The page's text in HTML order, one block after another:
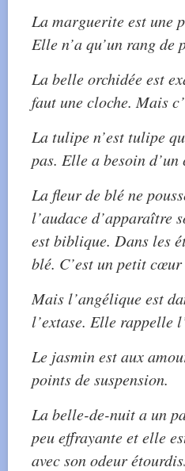
La marguerite est une
Elle n’a qu’un rang
La belle orchidée est
faut une cloche. Mais
La tulipe n’est tulipe
pas. Elle a besoin
La fleur de blé ne
l’audace d’apparaître
est biblique. Dans les
blé. C’est un petit
Mais l’angélique est
l’extase. Elle rappelle
Le jasmin est aux
points de suspension.
La belle-de-nuit a un
peu effrayante et elle
avec son odeur